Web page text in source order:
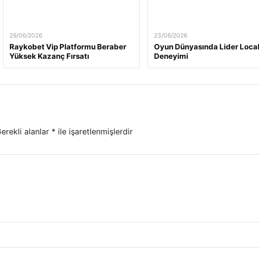
29/06/2026
Raykobet Vip Platformu Beraber
Yüksek Kazanç Fırsatı
23/06/2026
Oyun Dünyasında Lider
Deneyimi
alanlar * ile işaretlenmişlerdir